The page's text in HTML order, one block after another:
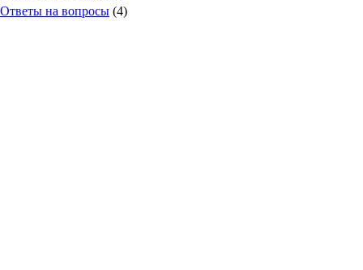
Ответы на вопросы (4)